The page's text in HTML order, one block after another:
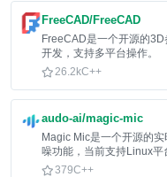
FreeCAD/FreeCAD
FreeCAD是一个开源的
开发，支持多平台操作。
26.2kC++
audo-ai/magic-mic
Magic Mic是一个开源的
噪功能，当前支持Linux平
379C++